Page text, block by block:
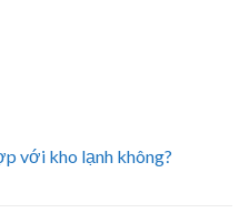
với kho lạnh không?